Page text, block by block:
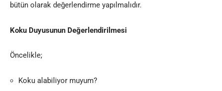
bütün olarak değerlendirme yapılmalıdır.
Koku Duyusunun Değerlendirilmesi
Öncelikle;
Koku alabiliyor muyum?